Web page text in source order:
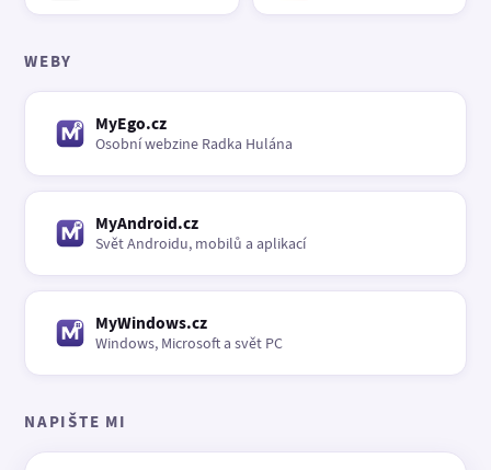
WEBY
MyEgo.cz
Osobní webzine Radka Hulána
MyAndroid.cz
Svět Androidu, mobilů a aplikací
MyWindows.cz
Windows, Microsoft a svět PC
NAPIŠTE MI